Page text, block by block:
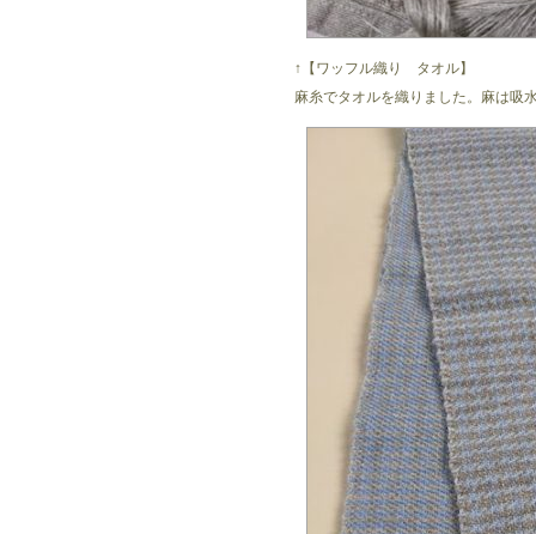
↑【ワッフル織り タオル】
麻糸でタオルを織りました。麻は吸